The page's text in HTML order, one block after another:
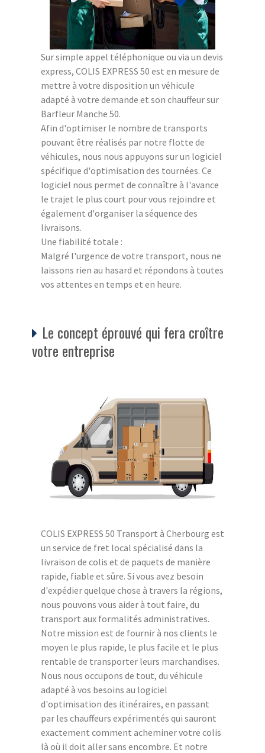
Sur simple appel téléphonique ou via un devis
express, COLIS EXPRESS 50 est en mesure de
mettre à votre disposition un véhicule
adapté à votre demande et son chauffeur sur
Barfleur Manche 50.
Afin d'optimiser le nombre de transports
pouvant être réalisés par notre flotte de
véhicules, nous nous appuyons sur un logiciel
spécifique d'optimisation des tournées. Ce
logiciel nous permet de connaître à l'avance
le trajet le plus court pour vous rejoindre et
également d'organiser la séquence des
livraisons.
Une fiabilité totale :
Malgré l'urgence de votre transport, nous ne
laissons rien au hasard et répondons à toutes
vos attentes en temps et en heure.
Le concept éprouvé qui fera croître
votre entreprise
COLIS EXPRESS 50 Transport à Cherbourg est
un service de fret local spécialisé dans la
livraison de colis et de paquets de manière
rapide, fiable et sûre. Si vous avez besoin
d'expédier quelque chose à travers la régions,
nous pouvons vous aider à tout faire, du
transport aux formalités administratives.
Notre mission est de fournir à nos clients le
moyen le plus rapide, le plus facile et le plus
rentable de transporter leurs marchandises.
Nous nous occupons de tout, du véhicule
adapté à vos besoins au logiciel
d'optimisation des itinéraires, en passant
par les chauffeurs expérimentés qui sauront
exactement comment acheminer votre colis
là où il doit aller sans encombre. Et notre